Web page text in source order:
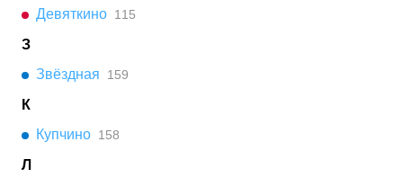
Девяткино 115
З
Звёздная
159
К
Купчино 158
Л